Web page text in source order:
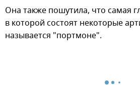
Она также пошутила, что самая
в которой состоят некоторые
называется "портмоне".